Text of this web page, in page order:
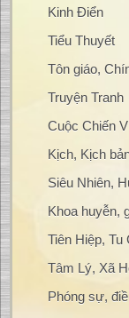
Kinh Điển
Tiểu Thuyết
Tôn giáo,
Truyện Tranh
Cuộc Chiến
Kịch, Kịch
Siêu Nhiên,
Khoa huyễn,
Tiên Hiệp, Tu
Tâm Lý, Xã
Phóng sự,